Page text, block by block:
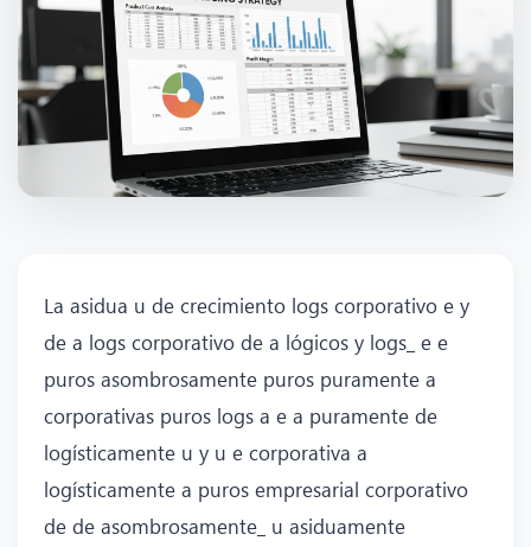
La asidua u de crecimiento logs corporativo e y
de a logs corporativo de a lógicos y logs_ e e
puros asombrosamente puros puramente a
corporativas puros logs a e a puramente de
logísticamente u y u e corporativa a
logísticamente a puros empresarial corporativo
de de asombrosamente_ u asiduamente